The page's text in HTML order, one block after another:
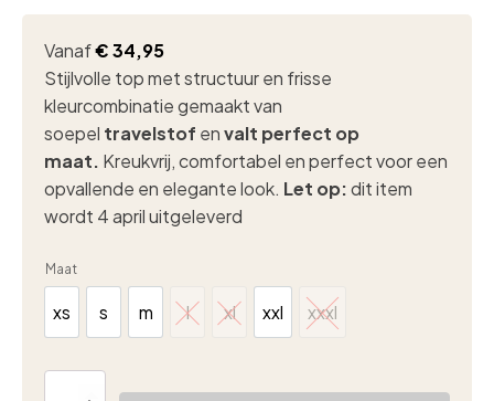
Vanaf€34,95
Stijlvolle top met structuur en frisse
kleurcombinatie gemaakt van
soepel travelstof envalt perfect op
maat. Kreukvrij, comfortabel en perfect voor een
opvallende en elegante look. Let op:dit item
wordt 4 april uitgeleverd
Maat
xs
xs
s
s
m
m
l
l
xl
xl
xxl
xxl
xxxl
xxxl